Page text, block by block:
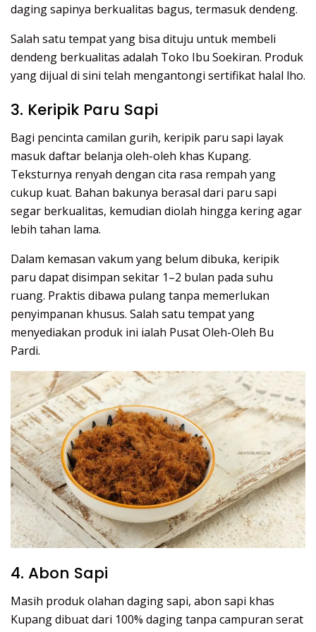
daging sapinya berkualitas bagus, termasuk dendeng.
Salah satu tempat yang bisa dituju untuk membeli
dendeng berkualitas adalah Toko Ibu Soekiran. Produk
yang dijual di sini telah mengantongi sertifikat halal lho.
3. Keripik Paru Sapi
Bagi pencinta camilan gurih, keripik paru sapi layak
masuk daftar belanja oleh-oleh khas Kupang.
Teksturnya renyah dengan cita rasa rempah yang
cukup kuat. Bahan bakunya berasal dari paru sapi
segar berkualitas, kemudian diolah hingga kering agar
lebih tahan lama.
Dalam kemasan vakum yang belum dibuka, keripik
paru dapat disimpan sekitar 1–2 bulan pada suhu
ruang. Praktis dibawa pulang tanpa memerlukan
penyimpanan khusus. Salah satu tempat yang
menyediakan produk ini ialah Pusat Oleh-Oleh Bu
Pardi.
4. Abon Sapi
Masih produk olahan daging sapi, abon sapi khas
Kupang dibuat dari 100% daging tanpa campuran serat